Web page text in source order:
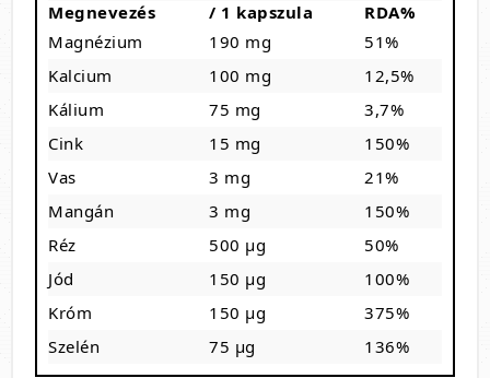
Megnevezés
/ 1 kapszula
RDA%
Magnézium
190 mg
51%
Kalcium
100 mg
12,5%
Kálium
75 mg
3,7%
Cink
15 mg
150%
Vas
3 mg
21%
Mangán
3 mg
150%
Réz
500 µg
50%
Jód
150 µg
100%
Króm
150 µg
375%
Szelén
75 µg 136%